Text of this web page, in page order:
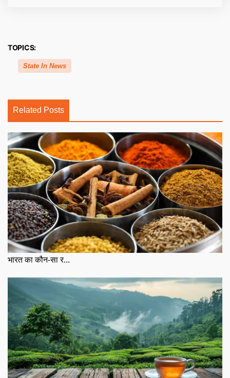
TOPICS:
State In News
Related Posts
भारत का कौन-सा र...